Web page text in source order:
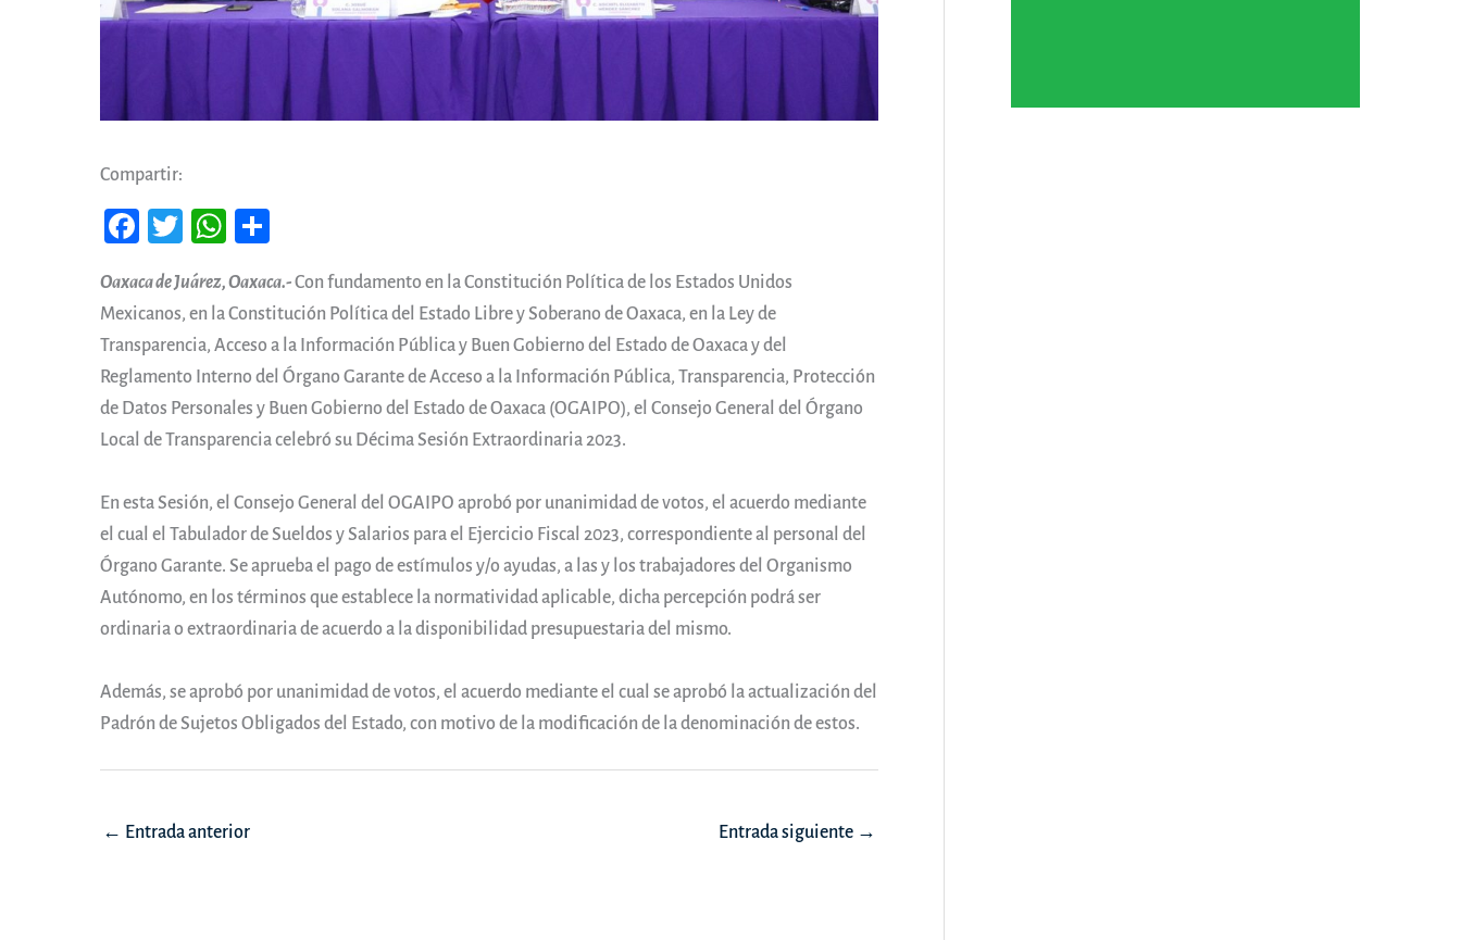
Compartir:
Fa
b
oo
k
T
tt
er
W
ts
A
pp
pa
rti
r
Oaxaca de Juárez, Oaxaca.-Con fundamento en la Constitución Política de los Estados Unidos
Mexicanos, en la Constitución Política del Estado Libre y Soberano de Oaxaca, en la Ley de
Transparencia, Acceso a la Información Pública y Buen Gobierno del Estado de Oaxaca y del
Reglamento Interno del Órgano Garante de Acceso a la Información Pública, Transparencia, Protección
de Datos Personales y Buen Gobierno del Estado de Oaxaca (OGAIPO), el Consejo General del Órgano
Local de Transparencia celebró su Décima Sesión Extraordinaria 2023.
En esta Sesión, el Consejo General del OGAIPO aprobó por unanimidad de votos, el acuerdo mediante
el cual el Tabulador de Sueldos y Salarios para el Ejercicio Fiscal 2023, correspondiente al personal del
Órgano Garante. Se aprueba el pago de estímulos y/o ayudas, a las y los trabajadores del Organismo
Autónomo, en los términos que establece la normatividad aplicable, dicha percepción podrá ser
ordinaria o extraordinaria de acuerdo a la disponibilidad presupuestaria del mismo.
Además, se aprobó por unanimidad de votos, el acuerdo mediante el cual se aprobó la actualización del
Padrón de Sujetos Obligados del Estado, con motivo de la modificación de la denominación de estos.
Navegación
← Entrada anterior Entrada siguiente →